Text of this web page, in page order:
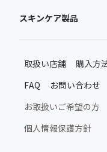
スキンケア製品
MTメタトロン新製
施術後のスキンケア
ムーンアッププロダ
取扱い店舗 購入方
FAQ お問い合わせ
お取扱いご希望の方
個人情報保護方針